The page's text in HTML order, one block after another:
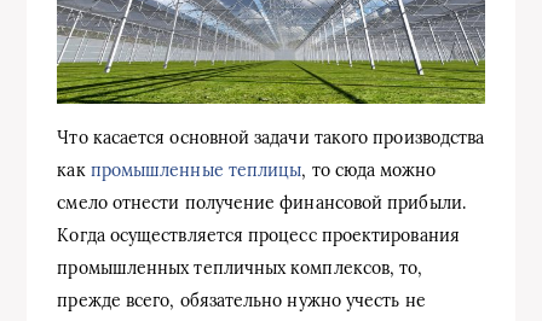
Что касается основной задачи такого производства
как промышленные теплицы, то сюда можно
смело отнести получение финансовой прибыли.
Когда осуществляется процесс проектирования
промышленных тепличных комплексов, то,
прежде всего, обязательно нужно учесть не